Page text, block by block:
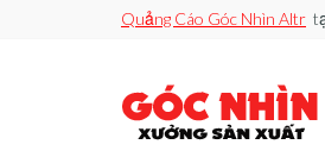
Quảng Cáo Góc Nhìn Altr